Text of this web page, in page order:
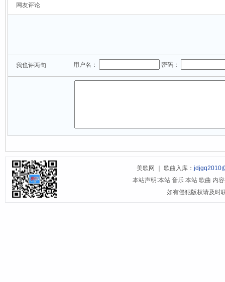
网友评论
我也评两句 用户名： 密码：
美歌网 ｜ 歌曲入库：
本站声明:本站 音乐 本站 歌曲 内
如有侵犯版权请及时